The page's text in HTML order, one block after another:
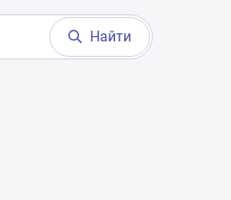
Найти